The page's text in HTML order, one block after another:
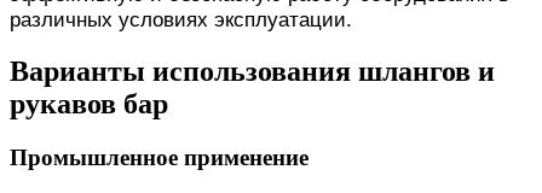
различных условиях эксплуатации.
Варианты использования шлангов и
рукавов бар
Промышленное применение